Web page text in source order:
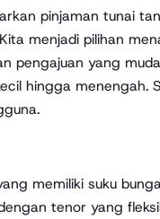
pinjaman tunai
menjadi pilihan
pengajuan yang
hingga menengah.
memiliki suku
tenor yang